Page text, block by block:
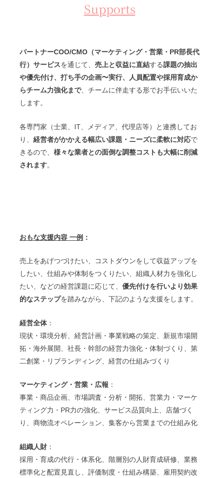
Supports
パートナーCOO/CMO（マーケティング・営業・PR部長代
行）サービスを通じて、 売上と収益に直結する課題の抽出
や優先付け、打ち手の企画〜実行、人員配置や採用育成か
らチーム力強化まで、チームに伴走する形でお手伝いいた
します。
各専門家（士業、IT、メディア、代理店等）と連携してお
り、 経営者がかかえる幅広い課題・ニーズに柔軟に対応で
きるので、 様々な業者との面倒な調整コストも大幅に削減
されます。
おもな支援内容 一例 ：
売上をあげつづけたい、コストダウンをして収益アップを
したい、仕組みや体制をつくりたい、組織人材力を強化し
たい、などの経営課題に応じて、 優先付けを行いより効果
的なステップを踏みながら、下記のような支援をします。
経営全体 ：
現状・環境分析、経営計画・事業戦略の策定、新規市場開
拓・海外展開、社長・幹部の経営力強化・体制づくり、第
二創業・リブランディング、経営の仕組みづくり
マーケティング・営業・広報 ：
事業・商品企画、市場調査・分析・開拓、営業力・マーケ
ティング力・PR力の強化、サービス品質向上、店舗づく
り、商物流オペレーション、集客から営業までの仕組み化
組織人財 ：
採用・育成の代行・体系化、階層別の人財育成研修、業務
標準化と配置見直し、評価制度・仕組み構築、雇用契約改